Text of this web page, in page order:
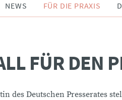
NEWS FÜR DIE PRAXIS
FÜR DEN
des Deutschen Presserates